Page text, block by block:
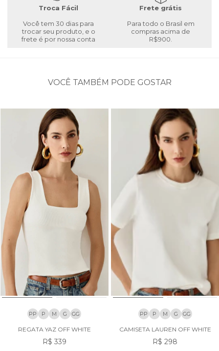
Troca Fácil
Você tem 30 dias para
trocar seu produto, e o
frete é por nossa conta
Frete grátis
Para todo o Brasil em
compras acima de
R$900.
VOCÊ TAMBÉM PODE GOSTAR
PP P M G GG
REGATA YAZ OFF WHITE
R$ 339
PP P M G GG
CAMISETA LAUREN OFF WHITE
R$ 298